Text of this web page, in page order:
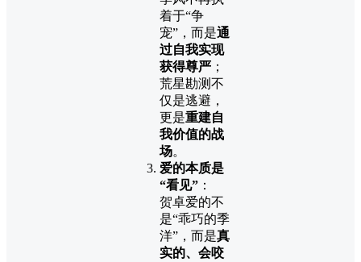
着于“争
宠”，而是通
过自我实现
获得尊严 ；
荒星勘测不
仅是逃避，
更是重建自
我价值的战
场。
爱的本质是
“看见” ：
贺卓爱的不
是“乖巧的季
洋”，而是真
实的、会咬